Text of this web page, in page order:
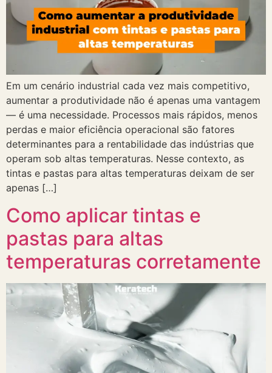
Em um cenário industrial cada vez mais competitivo,
aumentar a produtividade não é apenas uma vantagem
— é uma necessidade. Processos mais rápidos, menos
perdas e maior eficiência operacional são fatores
determinantes para a rentabilidade das indústrias que
operam sob altas temperaturas. Nesse contexto, as
tintas e pastas para altas temperaturas deixam de ser
apenas […]
Como aplicar tintas e
pastas para altas
temperaturas corretamente